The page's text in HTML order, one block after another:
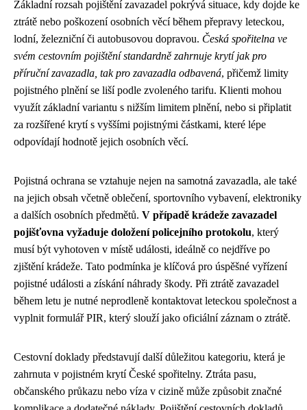
Základní rozsah pojištění zavazadel pokrývá situace, kdy dojde ke
ztrátě nebo poškození osobních věcí během přepravy leteckou,
lodní, železniční či autobusovou dopravou. Česká spořitelna ve
svém cestovním pojištění standardně zahrnuje krytí jak pro
příruční zavazadla, tak pro zavazadla odbavená, přičemž limity
pojistného plnění se liší podle zvoleného tarifu. Klienti mohou
využít základní variantu s nižším limitem plnění, nebo si připlatit
za rozšířené krytí s vyššími pojistnými částkami, které lépe
odpovídají hodnotě jejich osobních věcí.
Pojistná ochrana se vztahuje nejen na samotná zavazadla, ale také
na jejich obsah včetně oblečení, sportovního vybavení, elektroniky
a dalších osobních předmětů. V případě krádeže zavazadel
pojišťovna vyžaduje doložení policejního protokolu, který
musí být vyhotoven v místě události, ideálně co nejdříve po
zjištění krádeže. Tato podmínka je klíčová pro úspěšné vyřízení
pojistné události a získání náhrady škody. Při ztrátě zavazadel
během letu je nutné neprodleně kontaktovat leteckou společnost a
vyplnit formulář PIR, který slouží jako oficiální záznam o ztrátě.
Cestovní doklady představují další důležitou kategoriu, která je
zahrnuta v pojistném krytí České spořitelny. Ztráta pasu,
občanského průkazu nebo víza v cizině může způsobit značné